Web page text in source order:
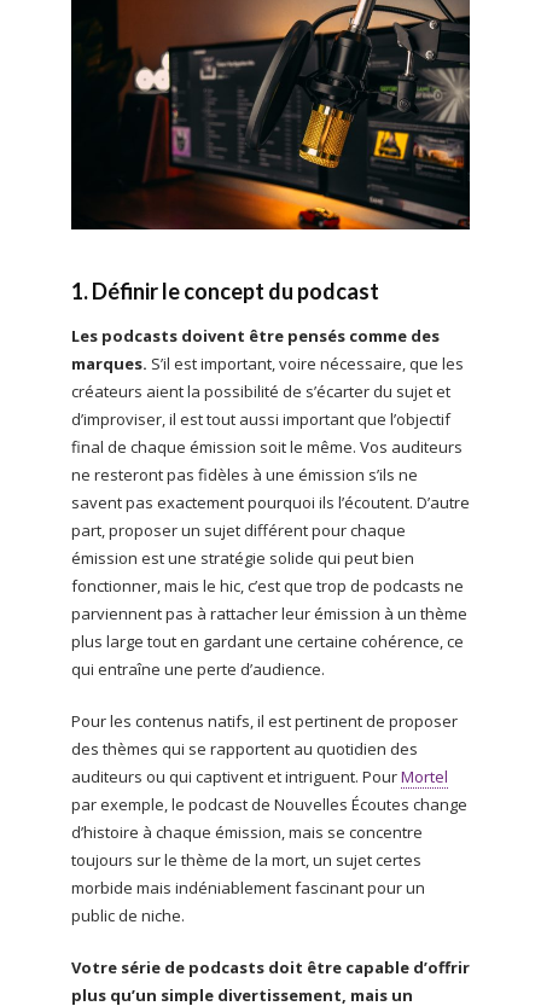
1. Définir le concept du podcast
Les podcasts doivent être pensés comme des
marques. S’il est important, voire nécessaire, que les
créateurs aient la possibilité de s’écarter du sujet et
d’improviser, il est tout aussi important que l’objectif
final de chaque émission soit le même. Vos auditeurs
ne resteront pas fidèles à une émission s’ils ne
savent pas exactement pourquoi ils l’écoutent. D’autre
part, proposer un sujet différent pour chaque
émission est une stratégie solide qui peut bien
fonctionner, mais le hic, c’est que trop de podcasts ne
parviennent pas à rattacher leur émission à un thème
plus large tout en gardant une certaine cohérence, ce
qui entraîne une perte d’audience.
Pour les contenus natifs, il est pertinent de proposer
des thèmes qui se rapportent au quotidien des
auditeurs ou qui captivent et intriguent. PourMortel
par exemple, le podcast de Nouvelles Écoutes change
d’histoire à chaque émission, mais se concentre
toujours sur le thème de la mort, un sujet certes
morbide mais indéniablement fascinant pour un
public de niche.
Votre série de podcasts doit être capable d’offrir
plus qu’un simple divertissement, mais un